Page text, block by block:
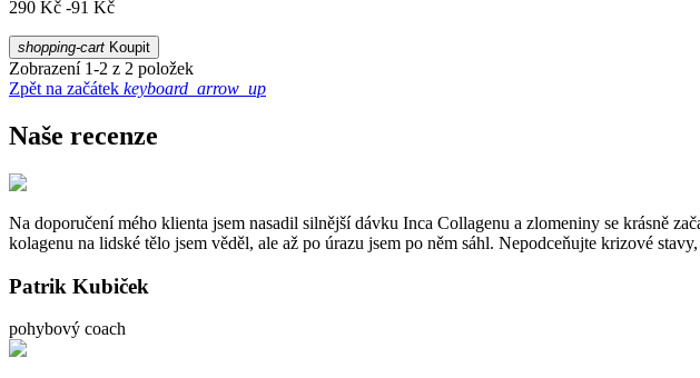
290 Kč -91 Kč
shopping-cart Koupit
Zobrazení 1-2 z 2 položek
Zpět na začátek keyboard_arrow_up
Naše recenze
Na doporučení mého klienta jsem nasadil silnější dávku Inca Collagenu a zlomeniny se krásně
kolagenu na lidské tělo jsem věděl, ale až po úrazu jsem po něm sáhl. Nepodceňujte krizové
Patrik Kubiček
pohybový coach